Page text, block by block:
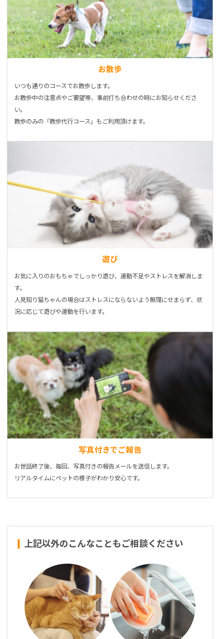
お散歩
いつも通りのコースでお散歩します。
お散歩中の注意点やご要望等、事前打ち合わせの時にお知らせくださ
い。
散歩のみの「散歩代行コース」もご利用頂けます。
遊び
お気に入りのおもちゃでしっかり遊び、運動不足やストレスを解消しま
す。
人見知り猫ちゃんの場合はストレスにならないよう無理にせまらず、状
況に応じて遊びや運動を行います。
写真付きでご報告
お世話終了後、毎回、写真付きの報告メールを送信します。
リアルタイムにペットの様子がわかり安心です。
上記以外のこんなこともご相談ください